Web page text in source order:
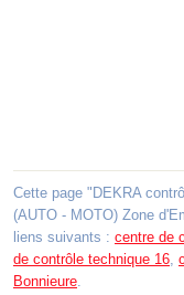
Cette page "DEKRA
(AUTO - MOTO) Zone
liens suivants : centre de
de contrôle technique 16,
Bonnieure.